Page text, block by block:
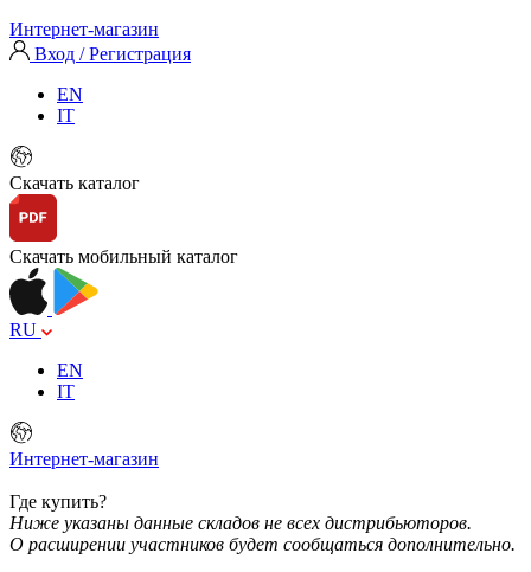
Интернет-магазин
Вход / Регистрация
EN
IT
Скачать каталог
Скачать мобильный каталог
RU
EN
IT
Интернет-магазин
Где купить?
Ниже указаны данные складов не всех дистрибьюторов.
О расширении участников будет сообщаться дополнительно.